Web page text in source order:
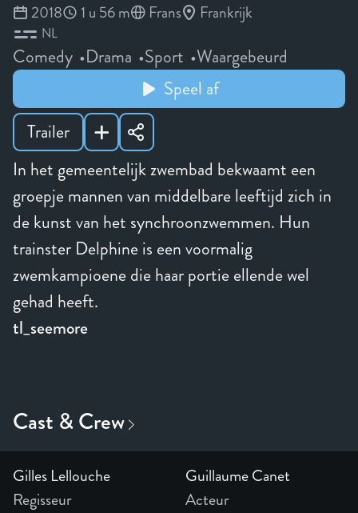
In het gemeentelijk zwembad bekwaamt een
groepje mannen van middelbare leeftijd zich in
de kunst van het synchroonzwemmen. Hun
trainster Delphine is een voormalig
zwemkampioene die haar portie ellende wel
gehad heeft.
tl_seemore
2018 1 u 56 m Frans Frankrijk
NL
Comedy Drama Sport Waargebeurd
Speel af
Trailer
Gilles Lellouche
Regisseur
Guillaume Canet
Acteur